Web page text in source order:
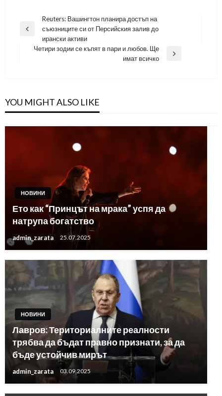
Навигация
Previous
Reuters: Вашингтон планира достъп на
съюзниците си от Персийския залив до
ирански активи
Четири зодии се къпят в пари и любов. Ще
имат всичко
YOU MIGHT ALSO LIKE
НОВИНИ
Ето как “Принцът на мрака” успя да
натрупа богатство
admin_zarata 25.07.2025
НОВИНИ
Лавров: Териториалните реалности
трябва да бъдат правно признати, за да
бъде устойчив мирът
admin_zarata 03.09.2025